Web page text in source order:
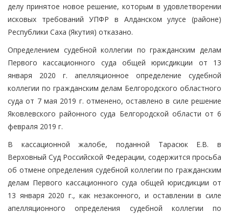
делу принятое новое решение, которым в удовлетворении
исковых требований УПФР в Алданском улусе (районе)
Республики Саха (Якутия) отказано.
Определением судебной коллегии по гражданским делам
Первого кассационного суда общей юрисдикции от 13
января 2020 г. апелляционное определение судебной
коллегии по гражданским делам Белгородского областного
суда от 7 мая 2019 г. отменено, оставлено в силе решение
Яковлевского районного суда Белгородской области от 6
февраля 2019 г.
В кассационной жалобе, поданной Тарасюк Е.В. в
Верховный Суд Российской Федерации, содержится просьба
об отмене определения судебной коллегии по гражданским
делам Первого кассационного суда общей юрисдикции от
13 января 2020 г., как незаконного, и оставлении в силе
апелляционного определения судебной коллегии по